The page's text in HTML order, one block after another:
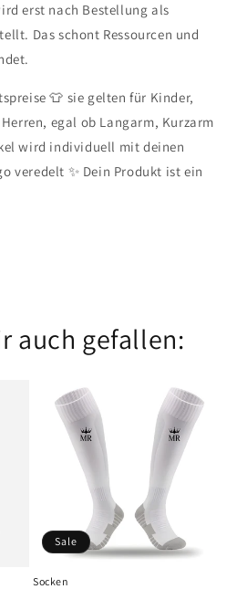
erst nach Bestellung als
Das schont Ressourcen und
👕 sie gelten für Kinder,
egal ob Langarm, Kurzarm
wird individuell mit deinen
veredelt ✨ Dein Produkt ist ein
auch gefallen:
Sale
Socken